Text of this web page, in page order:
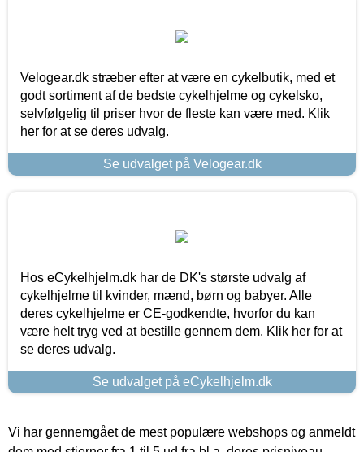
Velogear.dk stræber efter at være en cykelbutik, med et
godt sortiment af de bedste cykelhjelme og cykelsko,
selvfølgelig til priser hvor de fleste kan være med. Klik
her for at se deres udvalg.
Se udvalget på Velogear.dk
Hos eCykelhjelm.dk har de DK's største udvalg af
cykelhjelme til kvinder, mænd, børn og babyer. Alle
deres cykelhjelme er CE-godkendte, hvorfor du kan
være helt tryg ved at bestille gennem dem. Klik her for at
se deres udvalg.
Se udvalget på eCykelhjelm.dk
Vi har gennemgået de mest populære webshops og anmeldt